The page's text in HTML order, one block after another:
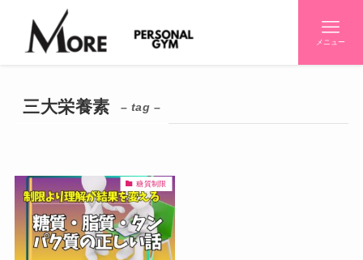
メニュー
三大栄養素 – tag –
糖質制限